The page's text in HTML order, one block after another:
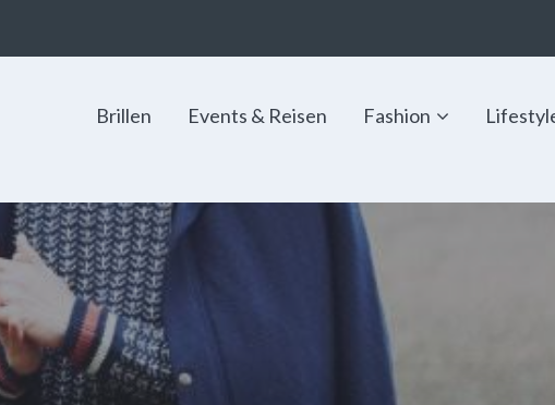
Brillen Events & Reisen Fashion